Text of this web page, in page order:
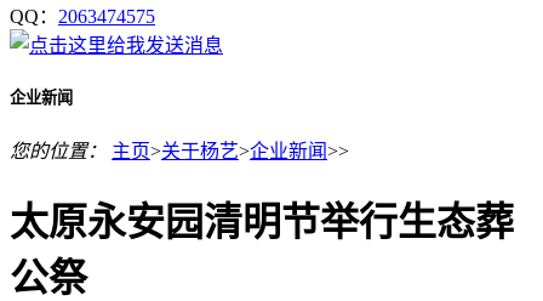
QQ： 2063474575
企业新闻
您的位置： 主页>关于杨艺>企业新闻>>
太原永安园清明节举行生态葬
公祭